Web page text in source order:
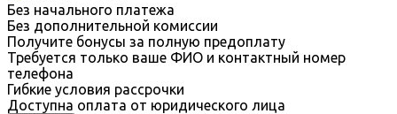
Без начального платежа
Без дополнительной комиссии
Получите бонусы за полную предоплату
Требуется только ваше ФИО и контактный номер
телефона
Гибкие условия рассрочки
Доступна оплата от юридического лица